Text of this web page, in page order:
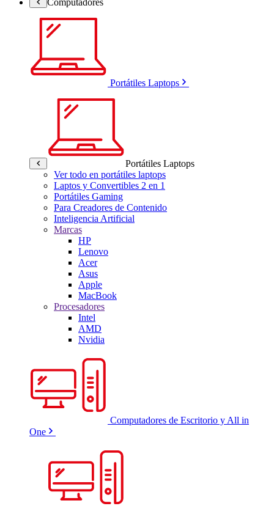
Portátiles Laptops
Portátiles Laptops
Ver todo en portátiles laptops
Laptos y Convertibles 2 en 1
Portátiles Gaming
Para Creadores de Contenido
Inteligencia Artificial
Marcas
HP
Lenovo
Acer
Asus
Apple
MacBook
Procesadores
Intel
AMD
Nvidia
Computadores de Escritorio y All in
One